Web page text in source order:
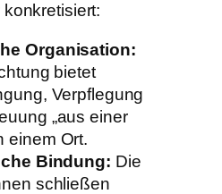
Organisation:
bietet
Verpflegung
„aus einer
einem Ort.
Bindung: Die
schließen